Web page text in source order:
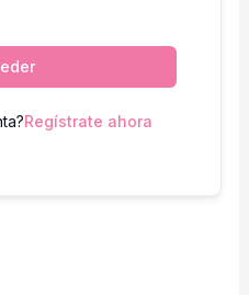
Regístrate ahora